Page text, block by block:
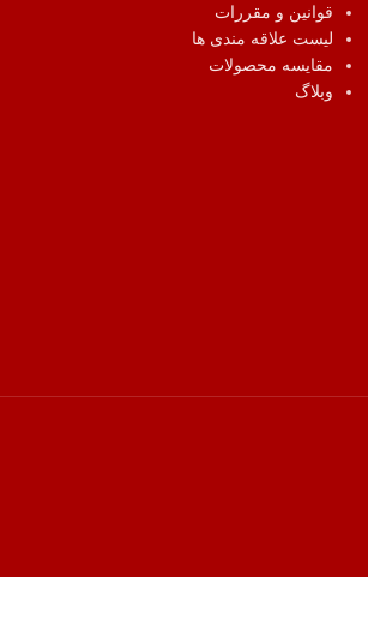
قوانین و مقررات
لیست علاقه مندی ها
مقایسه محصولات
وبلاگ